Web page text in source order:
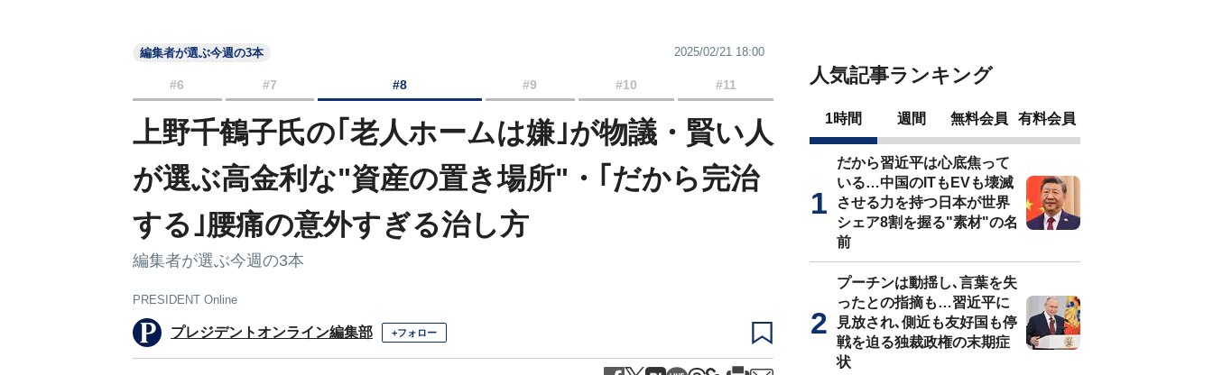
編集者が選ぶ今週の3本 2025/02/21 18:00
#6 #7 #8 #9 #10 #11
上野千鶴子氏の｢老人ホームは嫌｣が物議・賢い人
が選ぶ高金利な"資産の置き場所"・｢だから完治
する｣腰痛の意外すぎる治し方
編集者が選ぶ今週の3本
PRESIDENT Online
プレジデントオンライン編集部 +フォロー
人気記事ランキング
1時間 週間 無料会員 有料会員
だから習近平は心底焦って
いる…中国のITもEVも壊滅
させる力を持つ日本が世界
シェア8割を握る"素材"の名
前
プーチンは動揺し､言葉を失
ったとの指摘も…習近平に
見放され､側近も友好国も停
戦を迫る独裁政権の末期症
状